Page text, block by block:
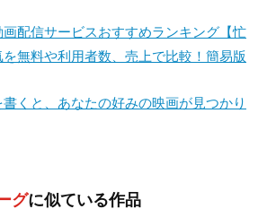
配信サービスおすすめランキング【忙
無料や利用者数、売上で比較！簡易版
くと、あなたの好みの映画が見つかり
グに似ている作品